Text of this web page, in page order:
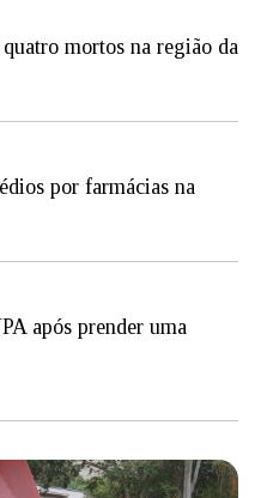
mortos na região da
por farmácias na
após prender uma